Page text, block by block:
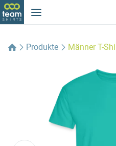
Produkte Männer T-